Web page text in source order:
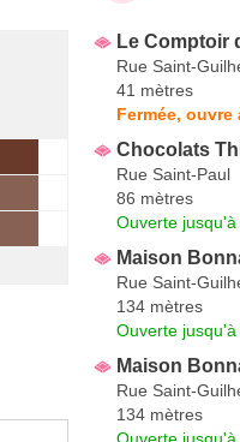
Le Comptoir
Rue Saint-
41 mètres
Fermée, ouvre
Chocolats
Rue Saint-Paul
86 mètres
Ouverte jusqu'à
Maison
Rue Saint-
134 mètres
Ouverte
Maison
Rue Saint-
134 mètres
Ouverte